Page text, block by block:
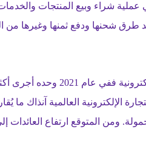
هي عملية شراء وبيع المنتجات
شحنها ودفع ثمنها وغيرها من